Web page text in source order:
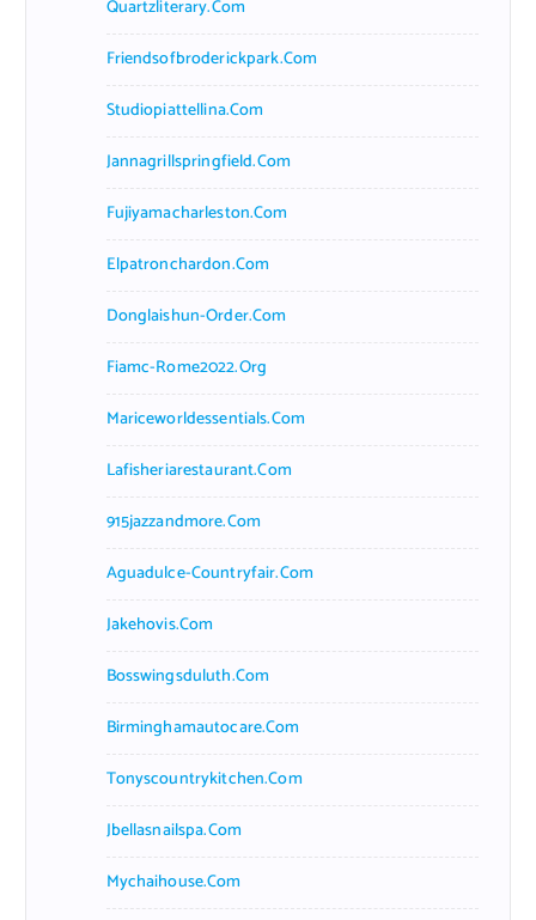
Quartzliterary.com
Friendsofbroderickpark.com
Studiopiattellina.com
Jannagrillspringfield.com
Fujiyamacharleston.com
Elpatronchardon.com
Donglaishun-Order.com
Fiamc-Rome2022.org
Mariceworldessentials.com
Lafisheriarestaurant.com
915jazzandmore.com
Aguadulce-Countryfair.com
Jakehovis.com
Bosswingsduluth.com
Birminghamautocare.com
Tonyscountrykitchen.com
Jbellasnailspa.com
Mychaihouse.com